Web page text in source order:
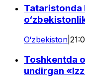
Tataristonda
O‘zbekiston
Toshkentda
undirgan